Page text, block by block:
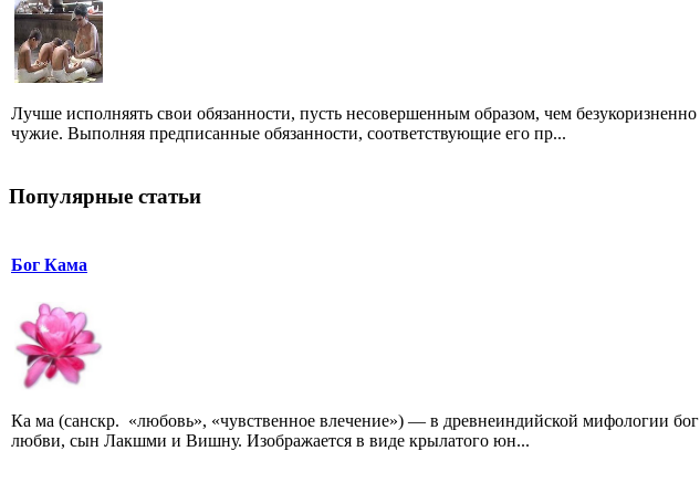
Лучше исполняять свои обязанности, пусть несовершенным образом, чем безукоризненно
чужие. Выполняя предписанные обязанности, соответствующие его пр...
Популярные статьи
Бог Кама
Ка ма (санскр. «любовь», «чувственное влечение») — в древнеиндийской мифологии бог
любви, сын Лакшми и Вишну. Изображается в виде крылатого юн...